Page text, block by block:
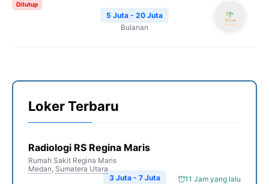
Ditutup
5 Juta - 20 Juta
Bulanan
Loker Terbaru
Radiologi RS Regina Maris
Rumah Sakit Regina Maris
Medan, Sumatera Utara
11 Jam yang lalu
3 Juta - 7 Juta